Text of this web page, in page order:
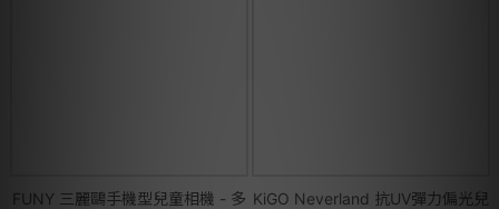
FUNY 三麗鷗手機型兒童相機 - 多 KiGO Neverland 抗UV彈力偏光兒